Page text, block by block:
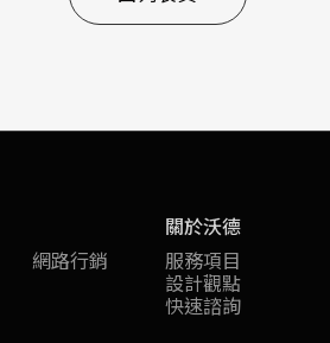
網路行銷
關於沃德
服務項目
設計觀點
快速諮詢